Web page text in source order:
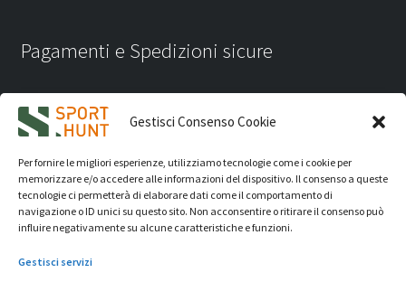
Gestisci Consenso Cookie
Per fornire le migliori esperienze, utilizziamo tecnologie come i cookie per
memorizzare e/o accedere alle informazioni del dispositivo. Il consenso a queste
tecnologie ci permetterà di elaborare dati come il comportamento di
navigazione o ID unici su questo sito. Non acconsentire o ritirare il consenso può
influire negativamente su alcune caratteristiche e funzioni.
Gestisci servizi
Pagamenti e Spedizioni sicure